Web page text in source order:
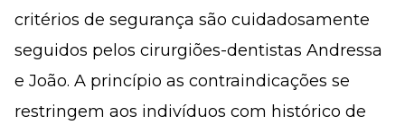
critérios de segurança são cuidadosamente
seguidos pelos cirurgiões-dentistas Andressa
e João. A princípio as contraindicações se
restringem aos indivíduos com histórico de